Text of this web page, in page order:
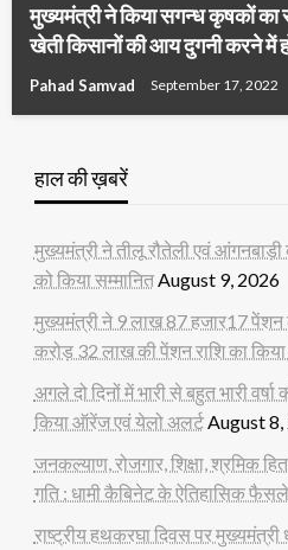
मुख्यमंत्री ने किया सगन्ध कृषकों का
खेती किसानों की आय दुगनी करने में
Pahad Samvad September 17, 2022
हाल की ख़बरें
मुख्यमंत्री ने तीलू रौतेली एवं आंगनबाड़ी
को किया सम्मानितAugust 9, 2026
मुख्यमंत्री ने 9 लाख 87 हजार17 पेंशन
करोड़ 32 लाख की पेंशन राशि का
अगले दो दिनों में भारी से बहुत भारी
किया ऑरेंज एवं येलो अलर्टAugust
जनकल्याण, रोजगार, शिक्षा, श्रमिक
गति : धामी कैबिनेट के ऐतिहासिक फैसले
राष्ट्रीय हथकरघा दिवस पर